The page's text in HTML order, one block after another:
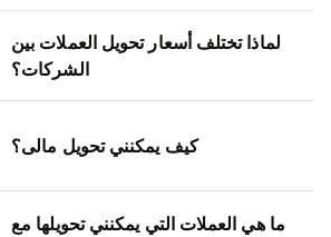
لماذا تختلف أسعار تحويل العملات بين
الشركات؟
كيف يمكنني تحويل مالى؟
ما هي العملات التي يمكنني تحويلها مع